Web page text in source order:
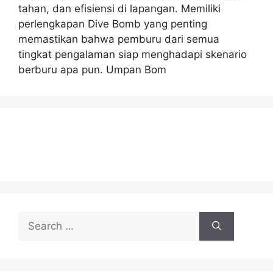
tahan, dan efisiensi di lapangan. Memiliki
perlengkapan Dive Bomb yang penting
memastikan bahwa pemburu dari semua
tingkat pengalaman siap menghadapi skenario
berburu apa pun. Umpan Bom
for: